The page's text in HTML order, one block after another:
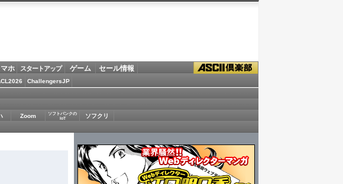
ホ スタートアップ ゲーム セール情報
ChallengersJP
Zoom
ソフトバンクの
IoT
ソフクリ